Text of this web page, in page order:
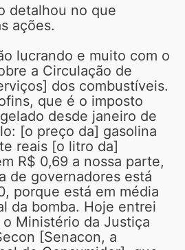
detalhou no que
ações.
lucrando e muito com o
a Circulação de
dos combustíveis.
que é o imposto
desde janeiro de
[o preço da] gasolina
reais [o litro da]
R$ 0,69 a nossa parte,
de governadores está
porque está em média
da bomba. Hoje entrei
Ministério da Justiça
[Senacon, a